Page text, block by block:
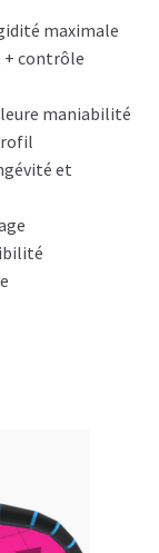
maximale
+ contrôle
maniabilité
et